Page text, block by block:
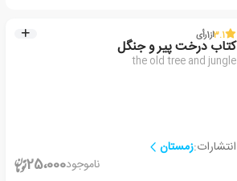
3.1از1رأی
کتاب درخت پیر و جنگل
the old tree and jungle
انتشارات:زمستان
ناموجود25،000